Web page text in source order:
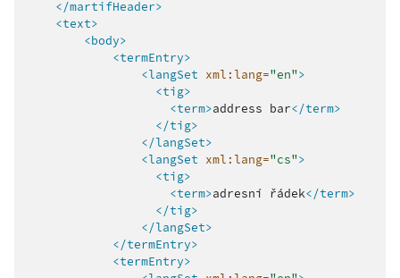
</martifHeader>
<text>
<body>
<termEntry>
<langSet xml:lang="en">
<tig>
<term>address bar</term>
</tig>
</langSet>
<langSet xml:lang="cs">
<tig>
<term>adresní řádek</term>
</tig>
</langSet>
</termEntry>
<termEntry>